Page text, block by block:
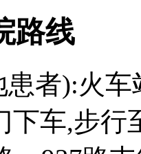
路线
者):火
下车,步行